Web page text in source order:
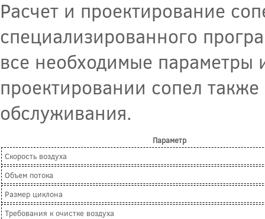
Расчет и проектирование
специализированного
все необходимые параметры
проектировании сопел
обслуживания.
Параметр
Скорость воздуха
Объем потока
Размер циклона
Требования к очистке воздуха